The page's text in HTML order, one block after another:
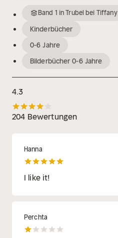
Band 1 inTrubel bei Tiffany
Kinderbücher
0-6 Jahre
Bilderbücher 0-6 Jahre
4.3
204 Bewertungen
Hanna
I like it!
Perchta